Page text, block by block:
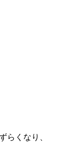
らくなり、